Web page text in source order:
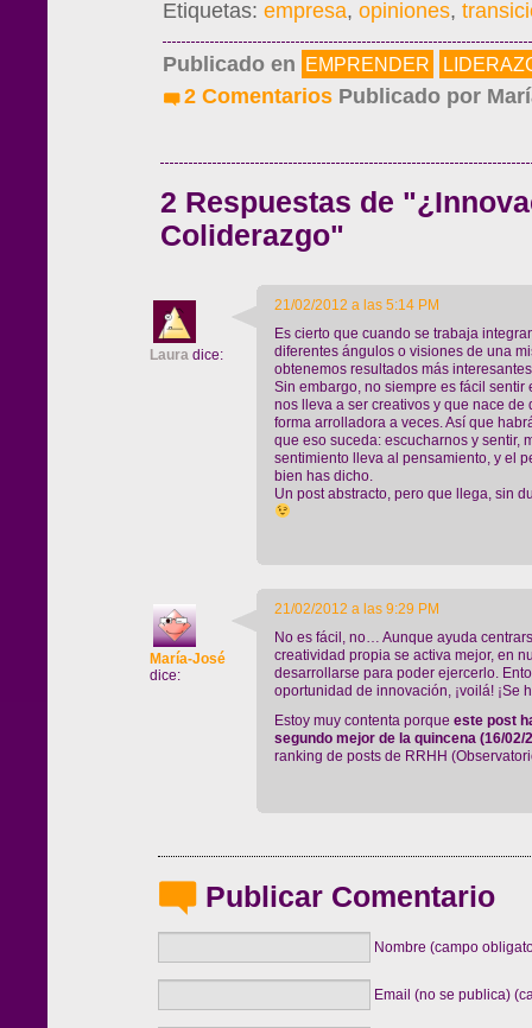
Etiquetas: empresa, opiniones,
Publicado en EMPRENDER
2 Comentarios Publicado por
2 Respuestas de
Coliderazgo"
Laura dice:
21/02/2012 a las 5:14 PM
Es cierto que cuando se trabaja
diferentes ángulos o visiones de una
obtenemos resultados más
Sin embargo, no siempre es fácil
nos lleva a ser creativos y que nace de
forma arrolladora a veces. Así que
que eso suceda: escucharnos y sentir,
sentimiento lleva al pensamiento, y el
bien has dicho.
Un post abstracto, pero que llega, sin
María-José
dice:
21/02/2012 a las 9:29 PM
No es fácil, no… Aunque ayuda
creatividad propia se activa mejor, en
desarrollarse para poder ejercerlo.
oportunidad de innovación, ¡voilá! ¡Se
Estoy muy contenta porque este post
segundo mejor de la quincena (16/02/
ranking de posts de RRHH
Publicar Comentario
Nombre (campo
Email (no se publica)